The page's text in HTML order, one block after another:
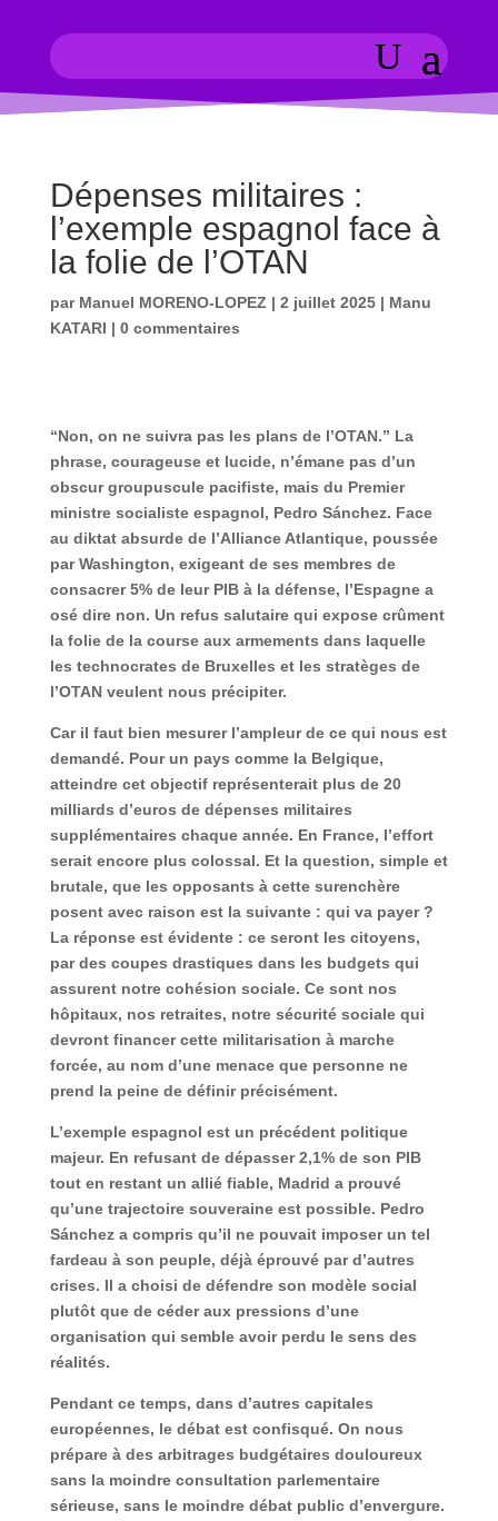
Dépenses militaires :
l’exemple espagnol face à
la folie de l’OTAN
par Manuel MORENO-LOPEZ| 2 juillet 2025| Manu
KATARI | 0 commentaires
“Non, on ne suivra pas les plans de l’OTAN.” La
phrase, courageuse et lucide, n’émane pas d’un
obscur groupuscule pacifiste, mais du Premier
ministre socialiste espagnol, Pedro Sánchez. Face
au diktat absurdede l’Alliance Atlantique, poussée
par Washington, exigeant de ses membres de
consacrer 5% de leur PIB à la défense, l’Espagne a
osé dire non. Un refus salutaire qui expose crûment
la folie de la course aux armements dans laquelle
les technocrates de Bruxelles et les stratèges de
l’OTAN veulent nous précipiter.
Car il faut bien mesurer l’ampleur de ce qui nous est
demandé. Pour un pays comme la Belgique,
atteindre cet objectif représenterait plus de 20
milliards d’euros de dépenses militaires
supplémentaires chaque année. En France, l’effort
serait encore plus colossal. Et la question, simple et
brutale, que les opposants à cette surenchère
posent avec raison est la suivante : qui va payer ?
La réponse est évidente : ce seront les citoyens,
par des coupes drastiques dans les budgets qui
assurent notre cohésion sociale. Ce sont nos
hôpitaux, nos retraites, notre sécurité sociale qui
devront financer cette militarisation à marche
forcée, au nom d’une menace que personne ne
prend la peine de définir précisément.
L’exemple espagnol est un précédent politique
majeur. En refusant de dépasser 2,1% de son PIB
tout en restant un allié fiable, Madrid a prouvé
qu’une trajectoire souveraine est possible. Pedro
Sánchez a compris qu’il ne pouvait imposer un tel
fardeau à son peuple, déjà éprouvé par d’autres
crises. Il a choisi de défendre son modèle social
plutôt que de céder aux pressions d’une
organisation qui semble avoir perdu le sens des
réalités.
Pendant ce temps, dans d’autres capitales
européennes, le débat est confisqué. On nous
prépare à des arbitrages budgétaires douloureux
sans la moindre consultation parlementaire
sérieuse, sans le moindre débat public d’envergure.